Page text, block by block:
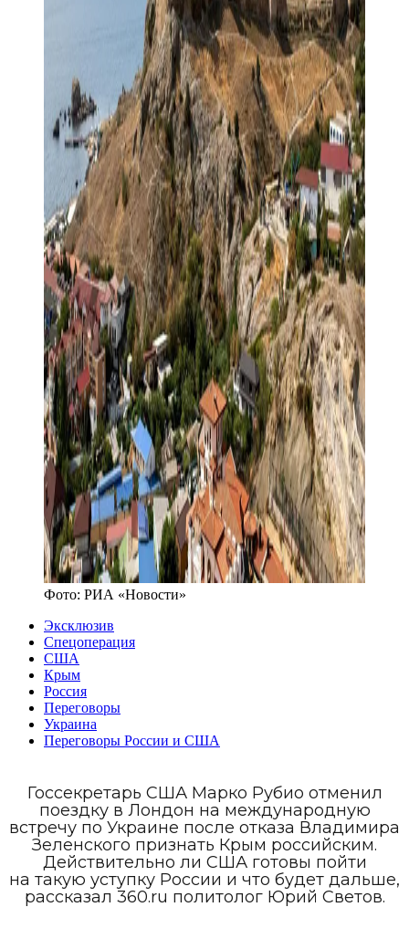
Фото: РИА «Новости»
Эксклюзив
Спецоперация
США
Крым
Россия
Переговоры
Украина
Переговоры России и США
Госсекретарь США Марко Рубио отменил
поездку в Лондон на международную
встречу по Украине после отказа Владимира
Зеленского признать Крым российским.
Действительно ли США готовы пойти
на такую уступку России и что будет дальше,
рассказал 360.ru политолог Юрий Светов.